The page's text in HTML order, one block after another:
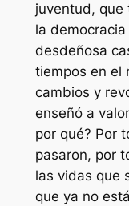
juventud, que
la
desdeñosa
tiempos en el
cambios y
enseñó a
por qué? Por
pasaron, por
las vidas que
que ya no